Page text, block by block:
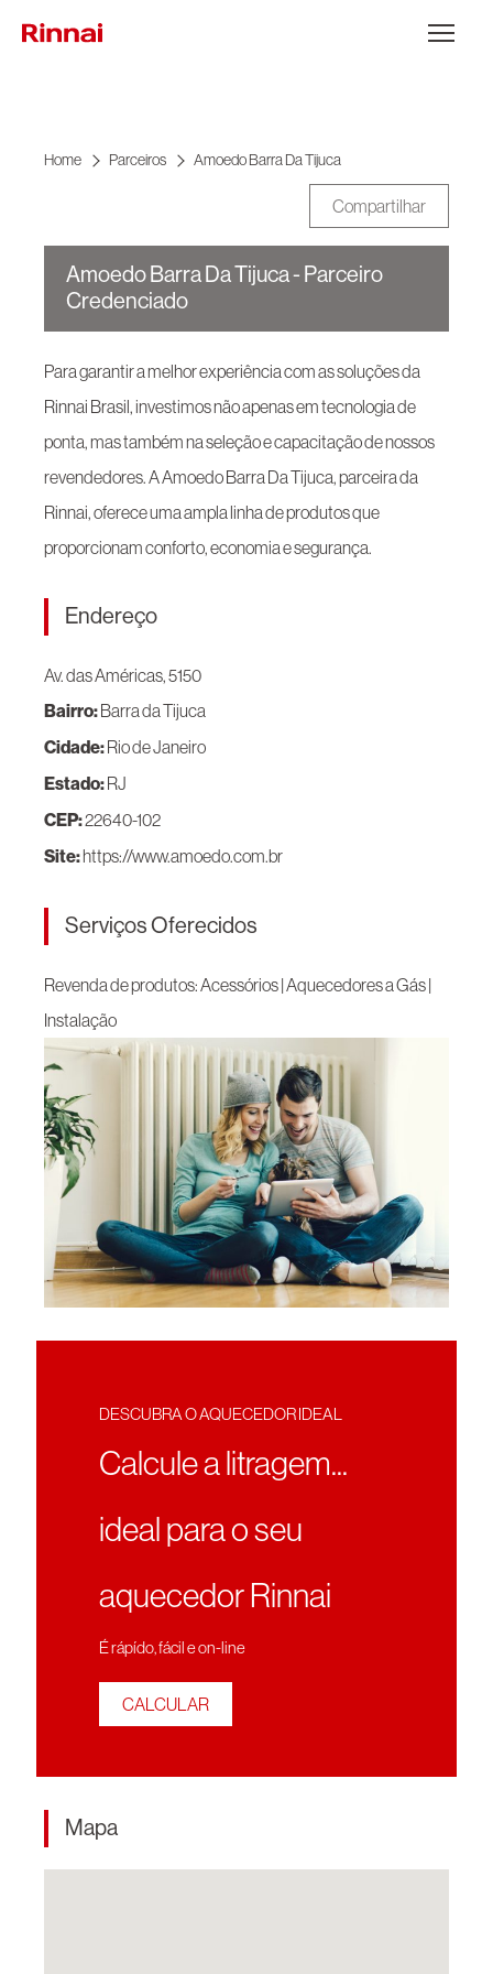
Abrir Menu
Home Parceiros Amoedo Barra Da Tijuca
Compartilhar
Amoedo Barra Da Tijuca - Parceiro
Credenciado
Para garantir a melhor experiência com as soluções da
Rinnai Brasil, investimos não apenas em tecnologia de
ponta, mas também na seleção e capacitação de nossos
revendedores. A Amoedo Barra Da Tijuca, parceira da
Rinnai, oferece uma ampla linha de produtos que
proporcionam conforto, economia e segurança.
Endereço
Av. das Américas, 5150
Bairro:Barra da Tijuca
Cidade:Rio de Janeiro
Estado:RJ
CEP:22640-102
Site:https://www.amoedo.com.br
Serviços Oferecidos
Revenda de produtos: Acessórios | Aquecedores a Gás |
Instalação
DESCUBRA O AQUECEDOR IDEAL
Calcule a litragem...
ideal para o seu
aquecedor Rinnai
É rápído, fácil e on-line
CALCULAR
Mapa